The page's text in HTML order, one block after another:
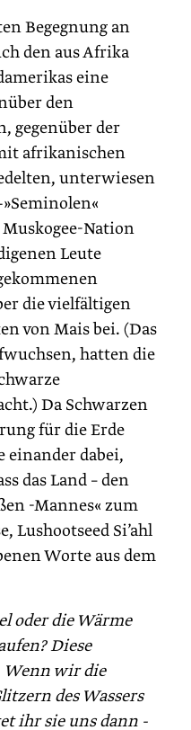
Begegnung an
den aus Afrika
eine
den
gegenüber der
afrikanischen
unterwiesen
Nation
Leute
die vielfältigen
von Mais bei. (Das
hatten die
Da Schwarzen
für die Erde
einander dabei,
das Land – den
-Mannes« zum
Lushootseed Si’ahl
Worte aus dem
oder die Wärme
Diese
Wenn wir die
des Wassers
ihr sie uns dann -